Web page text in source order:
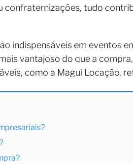
confraternizações, tudo
indispensáveis em eventos
vantajoso do que a
como a Magui Locação,